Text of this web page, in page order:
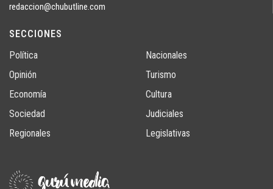
redaccion@chubutline.com
SECCIONES
Política
Opinión
Economía
Sociedad
Regionales
Nacionales
Turismo
Cultura
Judiciales
Legislativas